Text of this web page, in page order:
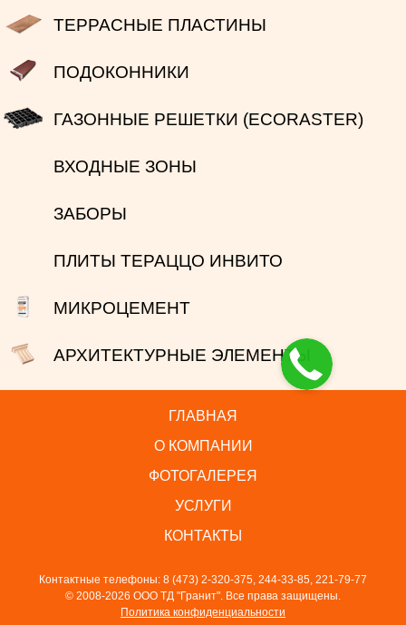
ТЕРРАСНЫЕ ПЛАСТИНЫ
ПОДОКОННИКИ
ГАЗОННЫЕ РЕШЕТКИ (ECORASTER)
ВХОДНЫЕ ЗОНЫ
ЗАБОРЫ
ПЛИТЫ ТЕРАЦЦО ИНВИТО
МИКРОЦЕМЕНТ
АРХИТЕКТУРНЫЕ ЭЛЕМЕНТЫ
ГЛАВНАЯ
О КОМПАНИИ
ФОТОГАЛЕРЕЯ
УСЛУГИ
КОНТАКТЫ
Контактные телефоны: 8 (473) 2-320-375, 244-33-85, 221-79-77
© 2008-2026 ООО ТД "Гранит". Все права защищены.
Политика конфиденциальности